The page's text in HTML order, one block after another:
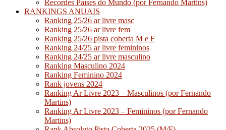
Recordes Países do Mundo (por Fernando Martins)
RANKINGS ANUAIS
Ranking 25/26 ar livre masc
Ranking 25/26 ar livre fem
Ranking 25/26 pista coberta M e F
Ranking 24/25 ar livre femininos
Ranking 24/25 ar livre masculino
Ranking Masculino 2024
Ranking Feminino 2024
Rank jovens 2024
Ranking Ar Livre 2023 – Masculinos (por Fernando
Martins)
Ranking Ar Livre 2023 – Femininos (por Fernando
Martins)